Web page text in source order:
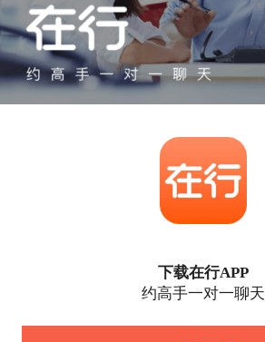
下载在行APP
约高手一对一聊天